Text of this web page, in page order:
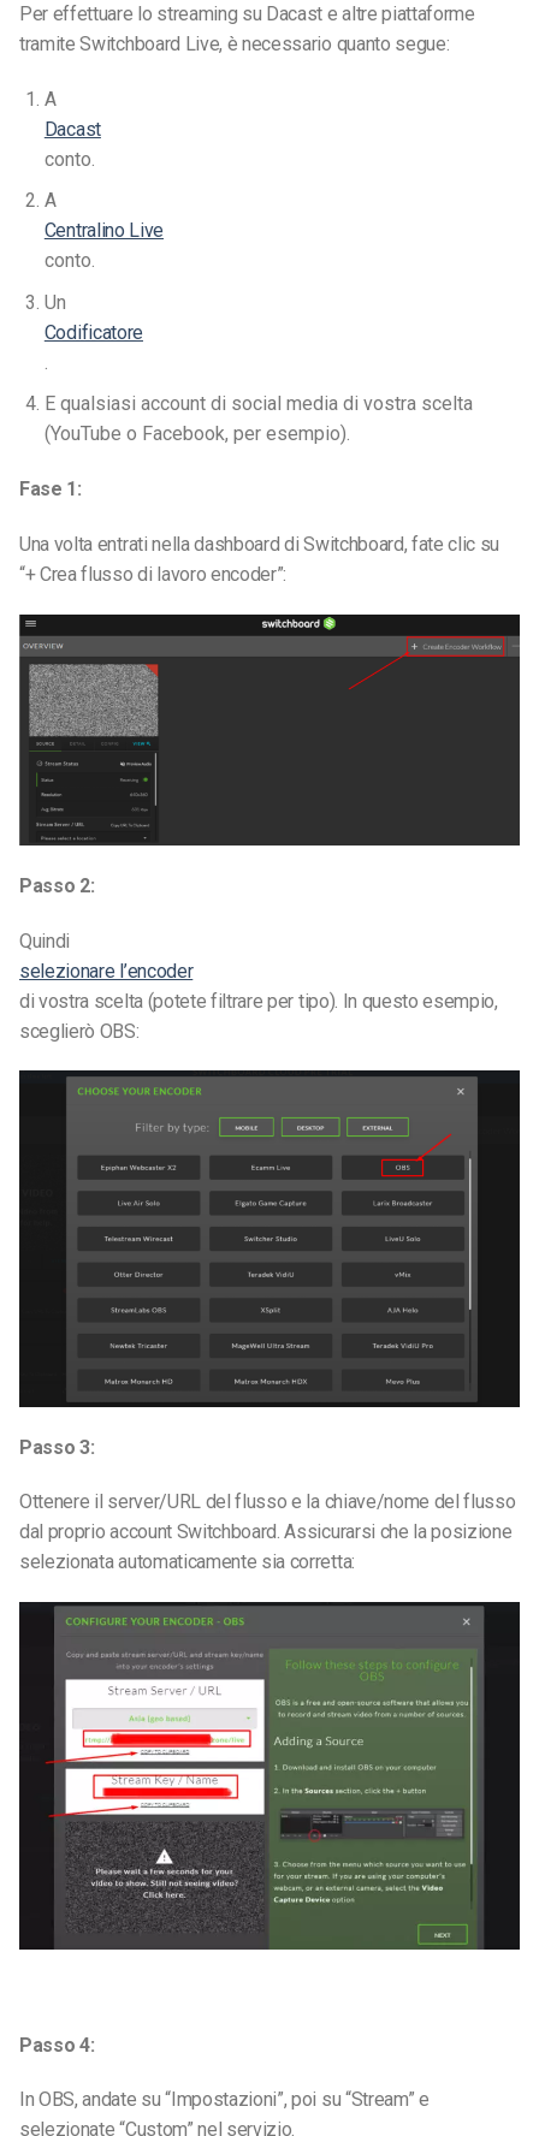
Per effettuare lo streaming su Dacast e altre piattaforme
tramite Switchboard Live, è necessario quanto segue:
A
Dacast
conto.
A
Centralino Live
conto.
Un
Codificatore
E qualsiasi account di social media di vostra scelta
(YouTube o Facebook, per esempio).
Fase 1:
Una volta entrati nella dashboard di Switchboard, fate clic su
“+ Crea flusso di lavoro encoder”:
Passo 2:
Quindi
selezionare l’encoder
di vostra scelta (potete filtrare per tipo). In questo esempio,
sceglierò OBS:
Passo 3:
Ottenere il server/URL del flusso e la chiave/nome del flusso
dal proprio account Switchboard. Assicurarsi che la posizione
selezionata automaticamente sia corretta:
Passo 4:
In OBS, andate su “Impostazioni”, poi su “Stream” e
selezionate “Custom” nel servizio.